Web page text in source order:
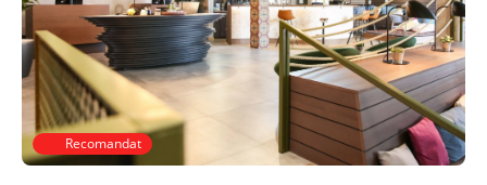
Recomandat